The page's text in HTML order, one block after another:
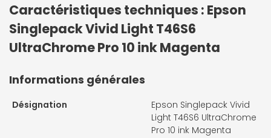
Caractéristiques techniques : Epson
Singlepack Vivid Light T46S6
UltraChrome Pro 10 ink Magenta
Informations générales
Désignation
Epson Singlepack Vivid
Light T46S6 UltraChrome
Pro 10 ink Magenta